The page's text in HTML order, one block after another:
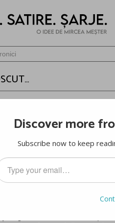
că activam în zone
o dată. În trecere. Și
atât de aproape de tine,
în Satu Mare copil fiind, am fost
dar si scutere Vespa.
Discover more
Subscribe now to keep